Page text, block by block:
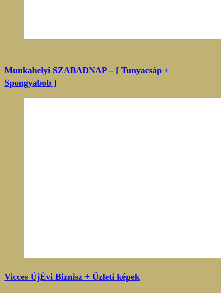
Munkahelyi SZABADNAP – [ Tunyacsáp +
Spongyabob ]
Vicces ÚjÉvi Biznisz + Üzleti képek